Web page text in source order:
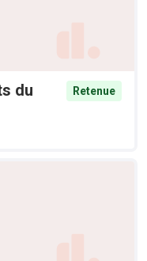
du
Retenue